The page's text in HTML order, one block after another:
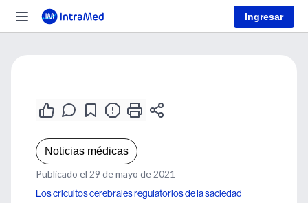
Ingresar
Noticias médicas
Publicado el 29 de mayo de 2021
Los cricuitos cerebrales regulatorios de la saciedad